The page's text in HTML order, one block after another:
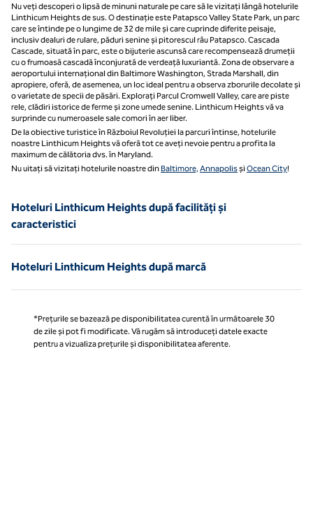
Nu veți descoperi o lipsă de minuni naturale pe care să le vizitați lângă hotelurile
Linthicum Heights de sus. O destinație este Patapsco Valley State Park, un parc
care se întinde pe o lungime de 32 de mile și care cuprinde diferite peisaje,
inclusiv dealuri de rulare, păduri senine și pitorescul râu Patapsco. Cascada
Cascade, situată în parc, este o bijuterie ascunsă care recompensează drumeții
cu o frumoasă cascadă înconjurată de verdeață luxuriantă. Zona de observare a
aeroportului internațional din Baltimore Washington, Strada Marshall, din
apropiere, oferă, de asemenea, un loc ideal pentru a observa zborurile decolate și
o varietate de specii de păsări. Explorați Parcul Cromwell Valley, care are piste
rele, clădiri istorice de ferme și zone umede senine. Linthicum Heights vă va
surprinde cu numeroasele sale comori în aer liber.
De la obiective turistice în Războiul Revoluției la parcuri întinse, hotelurile
noastre Linthicum Heights vă oferă tot ce aveți nevoie pentru a profita la
maximum de călătoria dvs. în Maryland.
Nu uitați să vizitați hotelurile noastre din Baltimore, AnnapolisșiOcean City!
Hoteluri Linthicum Heights după facilități și
caracteristici
Hoteluri Linthicum Heights după marcă
*Prețurile se bazează pe disponibilitatea curentă în următoarele 30
de zile și pot fi modificate. Vă rugăm să introduceți datele exacte
pentru a vizualiza prețurile și disponibilitatea aferente.